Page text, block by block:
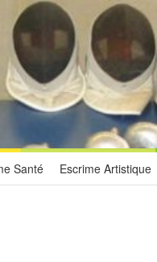
Santé Escrime Artistique